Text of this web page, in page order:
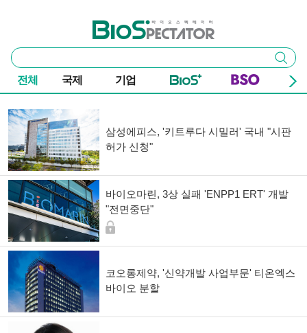
바이오스펙테이터
통
합
검
색
검색
전체 국제 기업
삼성에피스, '키트루다 시밀러' 국내 "시판
허가 신청"
바이오마린, 3상 실패 'ENPP1 ERT' 개발
"전면중단"
코오롱제약, '신약개발 사업부문' 티온엑스
바이오 분할